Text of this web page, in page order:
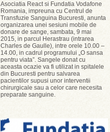
Asociatia React si Fundatia Vodafone
Romania, impreuna cu Centrul de
Transfuzie Sanguina Bucuresti, anunta
organizarea unei sesiuni mobile de
donare de sange, sambata, 9 mai
2015, in parcul Herastrau (intrarea
Charles de Gaulle), intre orele 10.00 –
14.00, in cadrul programului „O sansa
pentru viata”. Sangele donat cu
aceasta ocazie va fi utilizat in spitalele
din Bucuresti pentru salvarea
pacientilor supusi unor interventii
chirurgicale sau a celor care necesita
preparate sanguine.